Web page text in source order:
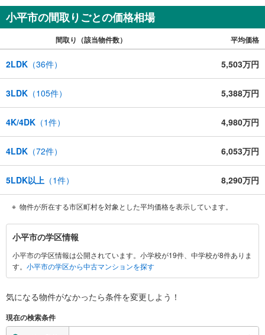
小平市の間取りごとの価格相場
間取り（該当物件数） 平均価格
2LDK （36件） 5,503万円
3LDK （105件） 5,388万円
4K/4DK （1件） 4,980万円
4LDK （72件） 6,053万円
5LDK以上 （1件） 8,290万円
物件が所在する市区町村を対象とした平均価格を表示しています。
小
平
市
に
す
情
小平市の学区情報
小平市の学区情報は公開されています。小学校が19件、中学校が8件ありま
す。 小平市の学区から中古マンションを探す
気になる物件がなかったら条件を変更しよう！
現在の検索条件